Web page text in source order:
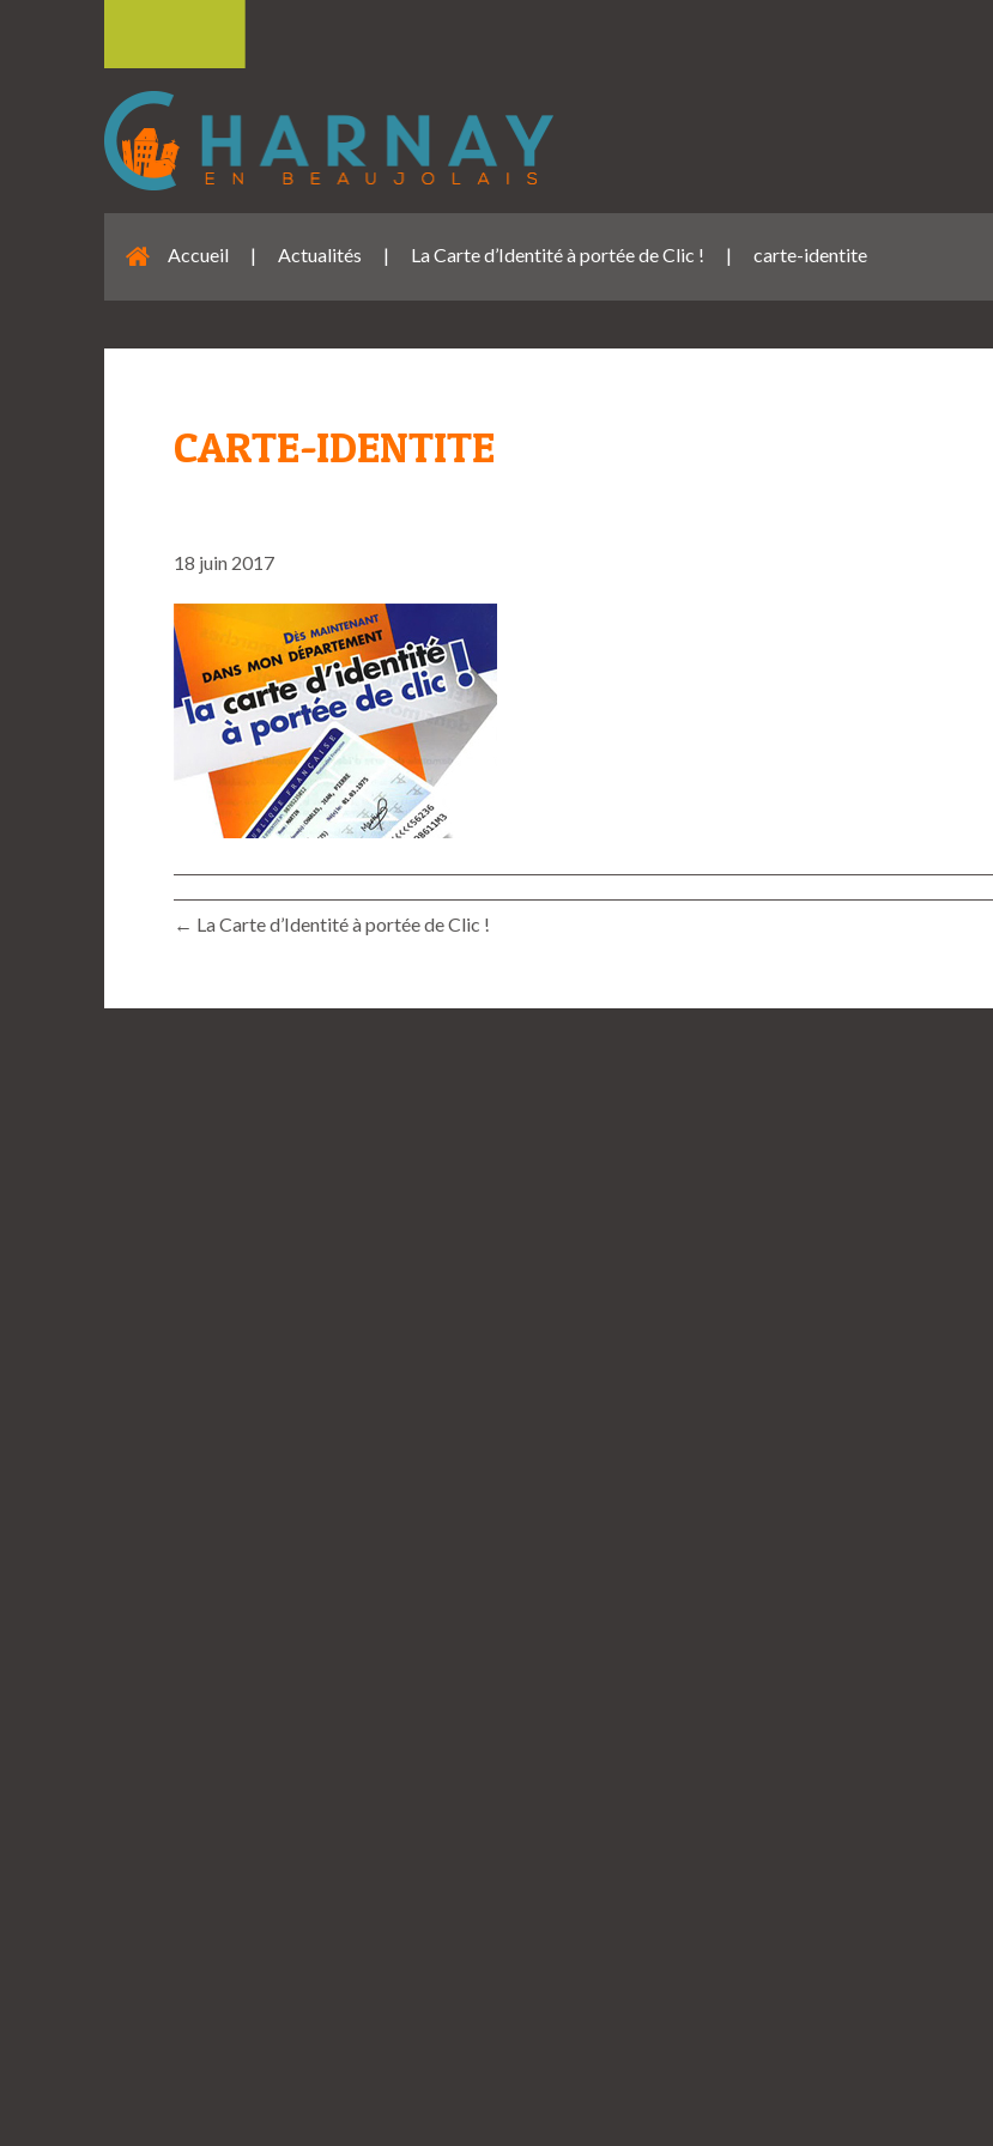
Accueil | Actualités | La Carte d’Identité à portée de Clic ! | carte-identite
CARTE-IDENTITE
18 juin 2017
← La Carte d’Identité à portée de Clic !